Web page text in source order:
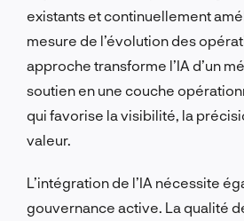
existants et continuellement
mesure de l’évolution des
approche transforme l’IA d’un
soutien en une couche
qui favorise la visibilité, la
valeur.
L’intégration de l’IA nécessite
gouvernance active. La qualité